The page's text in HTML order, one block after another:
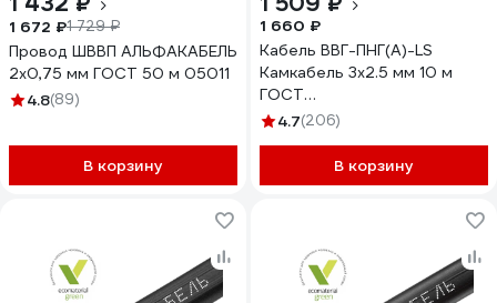
1 672 ₽1 729 ₽
Провод ШВВП АЛЬФАКАБЕЛЬ
2х0,75 мм ГОСТ 50 м 05011
4.8(89)
В корзину
1 660 ₽
Кабель ВВГ-ПНГ(А)-LS
Камкабель 3x2.5 мм 10 м
ГОСТ
1157К30HG00070А0010М
4.7(206)
В корзину